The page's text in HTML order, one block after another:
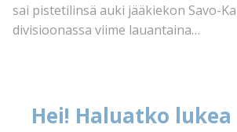
sai pistetilinsä auki jääkiekon Savo-
divisioonassa viime lauantaina…
Hei! Haluatko